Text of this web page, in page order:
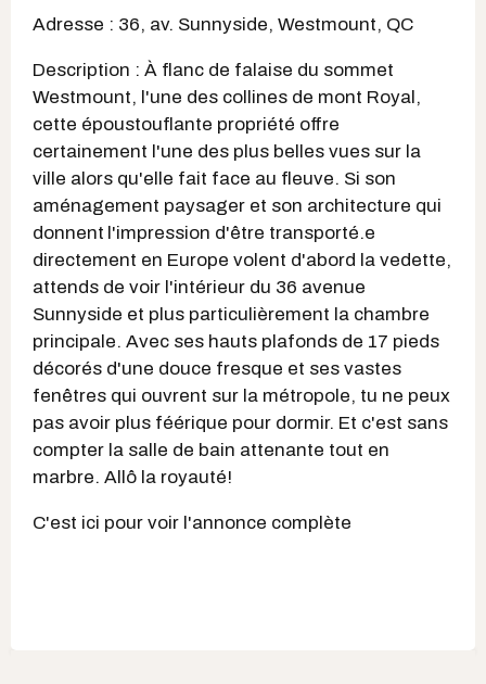
Adresse : 36, av. Sunnyside, Westmount, QC
Description : À flanc de falaise du sommet
Westmount, l'une des collines de mont Royal,
cette époustouflante propriété offre
certainement l'une des plus belles vues sur la
ville alors qu'elle fait face au fleuve. Si son
aménagement paysager et son architecture qui
donnent l'impression d'être transporté.e
directement en Europe volent d'abord la vedette,
attends de voir l'intérieur du 36 avenue
Sunnyside et plus particulièrement la chambre
principale. Avec ses hauts plafonds de 17 pieds
décorés d'une douce fresque et ses vastes
fenêtres qui ouvrent sur la métropole, tu ne peux
pas avoir plus féérique pour dormir. Et c'est sans
compter la salle de bain attenante tout en
marbre. Allô la royauté!
C'est ici pour voir l'annonce complète